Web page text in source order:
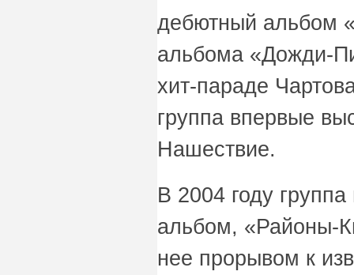
дебютный альбом
альбома «Дожди-
хит-параде
группа впервые
Нашествие.
В 2004 году
альбом, «Районы-
нее прорывом к